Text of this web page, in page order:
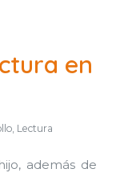
en
, Lectura
además de